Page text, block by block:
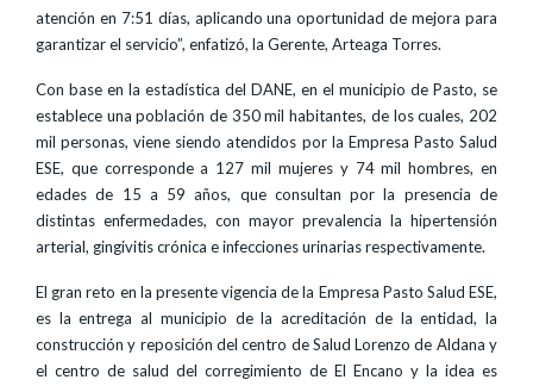
atención en 7:51 días, aplicando una oportunidad de mejora para
garantizar el servicio”, enfatizó, la Gerente, Arteaga Torres.
Con base en la estadística del DANE, en el municipio de Pasto, se
establece una población de 350 mil habitantes, de los cuales, 202
mil personas, viene siendo atendidos por la Empresa Pasto Salud
ESE, que corresponde a 127 mil mujeres y 74 mil hombres, en
edades de 15 a 59 años, que consultan por la presencia de
distintas enfermedades, con mayor prevalencia la hipertensión
arterial, gingivitis crónica e infecciones urinarias respectivamente.
El gran reto en la presente vigencia de la Empresa Pasto Salud ESE,
es la entrega al municipio de la acreditación de la entidad, la
construcción y reposición del centro de Salud Lorenzo de Aldana y
el centro de salud del corregimiento de El Encano y la idea es